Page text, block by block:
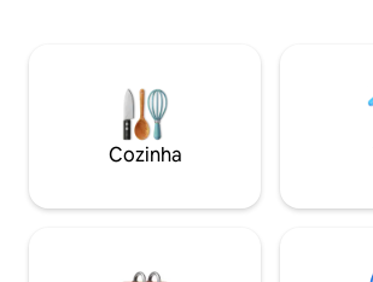
relaxar totalmente e aproveitar suas
férias. Você acorda com uma vista
fabulosa das montanhas imponentes e
do rio Orange.
Cozinha